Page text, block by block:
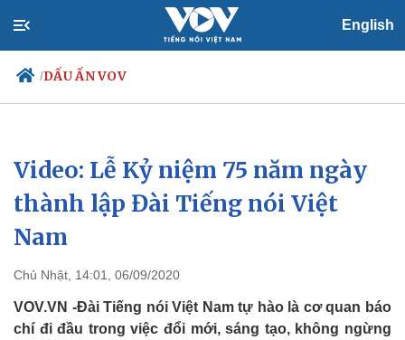
English
/DẤU ẤN VOV
Chính trị
Đảng
Tổ chức nhân sự
Quốc hội
Xã hội
Dự báo thời tiết
Video: Lễ Kỷ niệm 75 năm ngày
thành lập Đài Tiếng nói Việt
Nam
Chủ Nhật, 14:01, 06/09/2020
VOV.VN -Đài Tiếng nói Việt Nam tự hào là cơ quan báo
chí đi đầu trong việc đổi mới, sáng tạo, không ngừng